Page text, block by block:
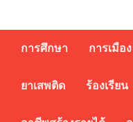
การศึกษา การเมือง
ยาเสพติด ร้องเรียน